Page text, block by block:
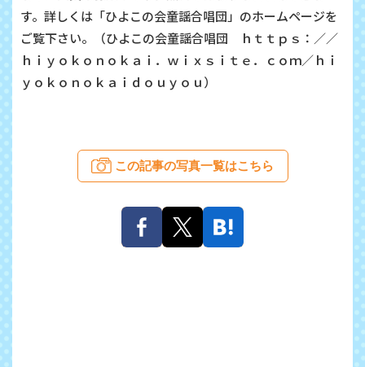
す。詳しくは「ひよこの会童謡合唱団」のホームページを
ご覧下さい。（ひよこの会童謡合唱団 ｈｔｔｐｓ：／／
ｈｉｙｏｋｏｎｏｋａｉ．ｗｉｘｓｉｔｅ．ｃｏｍ／ｈｉ
ｙｏｋｏｎｏｋａｉｄｏｕｙｏｕ）
この記事の写真一覧はこちら